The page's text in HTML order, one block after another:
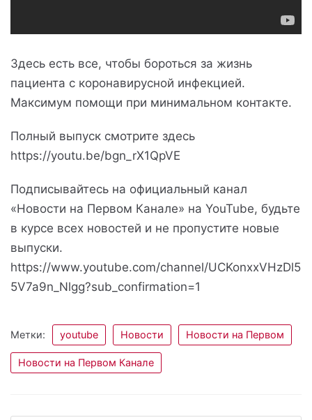
Здесь есть все, чтобы бороться за жизнь
пациента с коронавирусной инфекцией.
Максимум помощи при минимальном контакте.
Полный выпуск смотрите здесь
https://youtu.be/bgn_rX1QpVE
Подписывайтесь на официальный канал
«Новости на Первом Канале» на YouTube, будьте
в курсе всех новостей и не пропустите новые
выпуски.
https://www.youtube.com/channel/UCKonxxVHzDl5
5V7a9n_Nlgg?sub_confirmation=1
Метки: youtube Новости Новости на Первом
Новости на Первом Канале